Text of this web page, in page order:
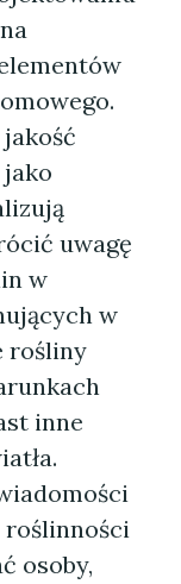
jako
uwagę
w
w
rośliny
inne
roślinności
osoby,